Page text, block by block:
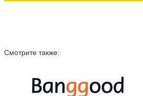
Смотрите также: